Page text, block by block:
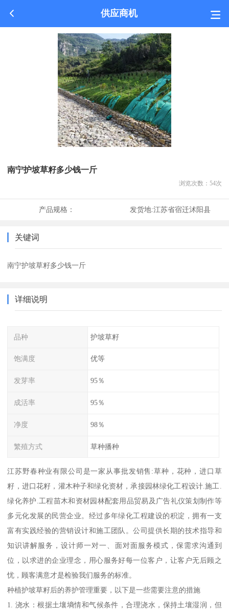
供应商机
南宁护坡草籽多少钱一斤
浏览次数： 54次
产品规格： 发货地:江苏省宿迁沭阳县
关键词
南宁护坡草籽多少钱一斤
详细说明
品种 护坡草籽
饱满度 优等
发芽率 95％
成活率 95％
净度 98％
繁殖方式 草种播种
江苏野春种业有限公司是一家从事批发销售:草种，花种，进口草
籽，进口花籽，灌木种子和绿化资材，承接园林绿化工程设计.施工.
绿化养护.工程苗木和资材园林配套用品贸易及广告礼仪策划制作等
多元化发展的民营企业。经过多年绿化工程建设的积淀，拥有一支
富有实践经验的营销设计和施工团队。公司提供长期的技术指导和
知识讲解服务，设计师一对一、面对面服务模式，保需求沟通到
位，以求进的企业理念，用心服务好每一位客户，让客户无后顾之
忧，顾客满意才是检验我们服务的标准。
种植护坡草籽后的养护管理重要，以下是一些需要注意的措施
1. 浇水：根据土壤墒情和气候条件，合理浇水，保持土壤湿润，但